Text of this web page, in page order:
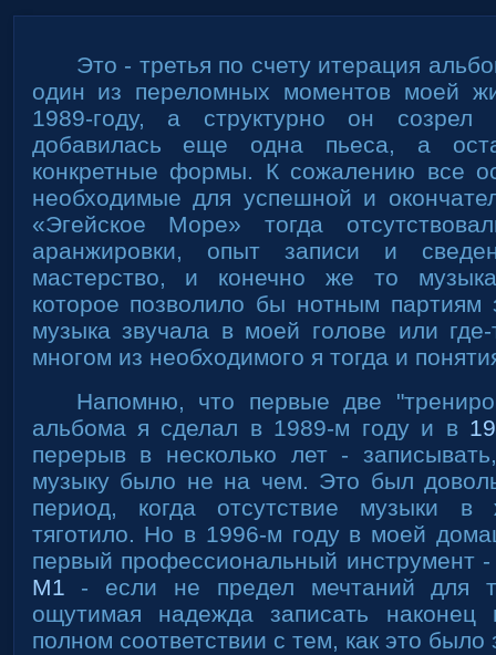
Это - третья по счету итерация
один из переломных моментов моей
1989-году, а структурно он
добавилась еще одна пьеса, а
конкретные формы. К сожалению все
необходимые для успешной и
«Эгейское Море» тогда
аранжировки, опыт записи и
мастерство, и конечно же то
которое позволило бы нотным партиям
музыка звучала в моей голове или
многом из необходимого я тогда и
Напомню, что первые две
альбома я сделал в 1989-м году и в
перерыв в несколько лет -
музыку было не на чем. Это был
период, когда отсутствие музыки в
тяготило. Но в 1996-м году в моей
первый профессиональный инструмент
M1 - если не предел мечтаний для
ощутимая надежда записать
полном соответствии с тем, как это было